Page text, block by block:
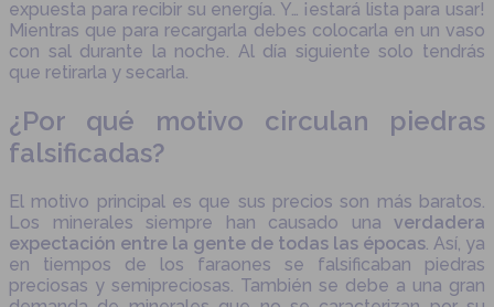
expuesta para recibir su energía. Y… ¡estará lista para usar!
Mientras que para recargarla debes colocarla en un vaso
con sal durante la noche. Al día siguiente solo tendrás
que retirarla y secarla.
¿Por qué motivo circulan piedras
falsificadas?
El motivo principal es que sus precios son más baratos.
Los minerales siempre han causado una verdadera
expectación entre la gente de todas las épocas . Así, ya
en tiempos de los faraones se falsificaban piedras
preciosas y semipreciosas. También se debe a una gran